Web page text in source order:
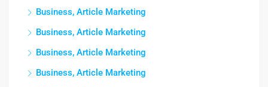
Business, Article Marketing
Business, Article Marketing
Business, Article Marketing
Business, Article Marketing